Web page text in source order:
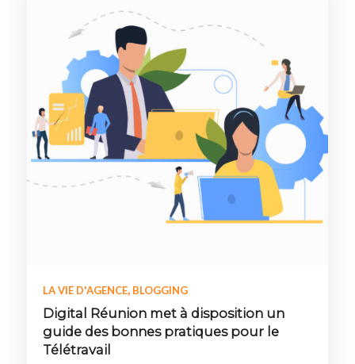
LA VIE D'AGENCE, BLOGGING
Digital Réunion met à disposition un
guide des bonnes pratiques pour le
Télétravail